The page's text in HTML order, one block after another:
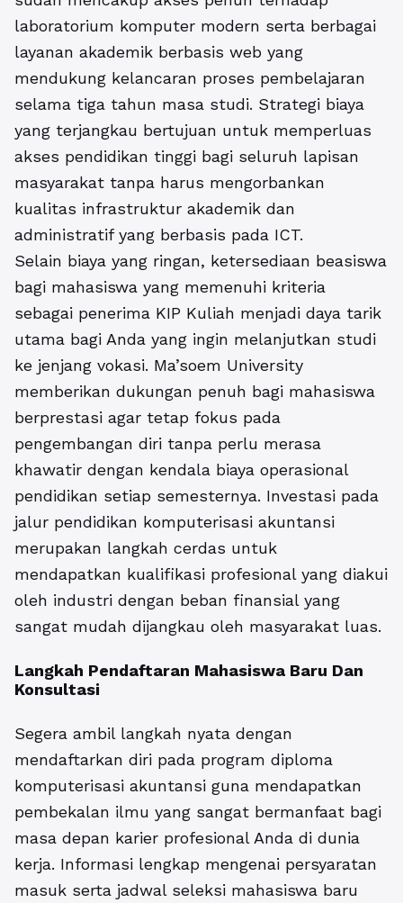
laboratorium komputer modern serta berbagai
layanan akademik berbasis web yang
mendukung kelancaran proses pembelajaran
selama tiga tahun masa studi. Strategi biaya
yang terjangkau bertujuan untuk memperluas
akses pendidikan tinggi bagi seluruh lapisan
masyarakat tanpa harus mengorbankan
kualitas infrastruktur akademik dan
administratif yang berbasis pada ICT.
Selain biaya yang ringan, ketersediaan beasiswa
bagi mahasiswa yang memenuhi kriteria
sebagai penerima KIP Kuliah menjadi daya tarik
utama bagi Anda yang ingin melanjutkan studi
ke jenjang vokasi. Ma’soem University
memberikan dukungan penuh bagi mahasiswa
berprestasi agar tetap fokus pada
pengembangan diri tanpa perlu merasa
khawatir dengan kendala biaya operasional
pendidikan setiap semesternya. Investasi pada
jalur pendidikan komputerisasi akuntansi
merupakan langkah cerdas untuk
mendapatkan kualifikasi profesional yang diakui
oleh industri dengan beban finansial yang
sangat mudah dijangkau oleh masyarakat luas.
Langkah Pendaftaran Mahasiswa Baru Dan
Konsultasi
Segera ambil langkah nyata dengan
mendaftarkan diri pada program diploma
komputerisasi akuntansi guna mendapatkan
pembekalan ilmu yang sangat bermanfaat bagi
masa depan karier profesional Anda di dunia
kerja. Informasi lengkap mengenai persyaratan
masuk serta jadwal seleksi mahasiswa baru